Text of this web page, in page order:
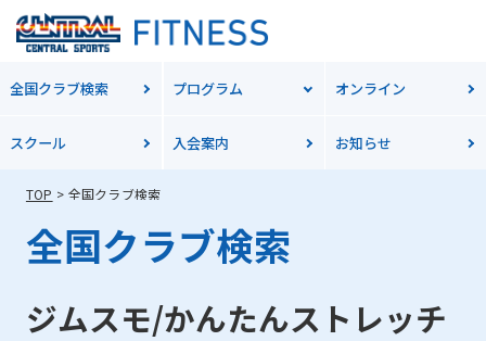
全国クラブ検索 プログラム オンライン
スクール 入会案内 お知らせ
TOP 全国クラブ検索
全国クラブ検索
ジムスモ/かんたんストレッチ